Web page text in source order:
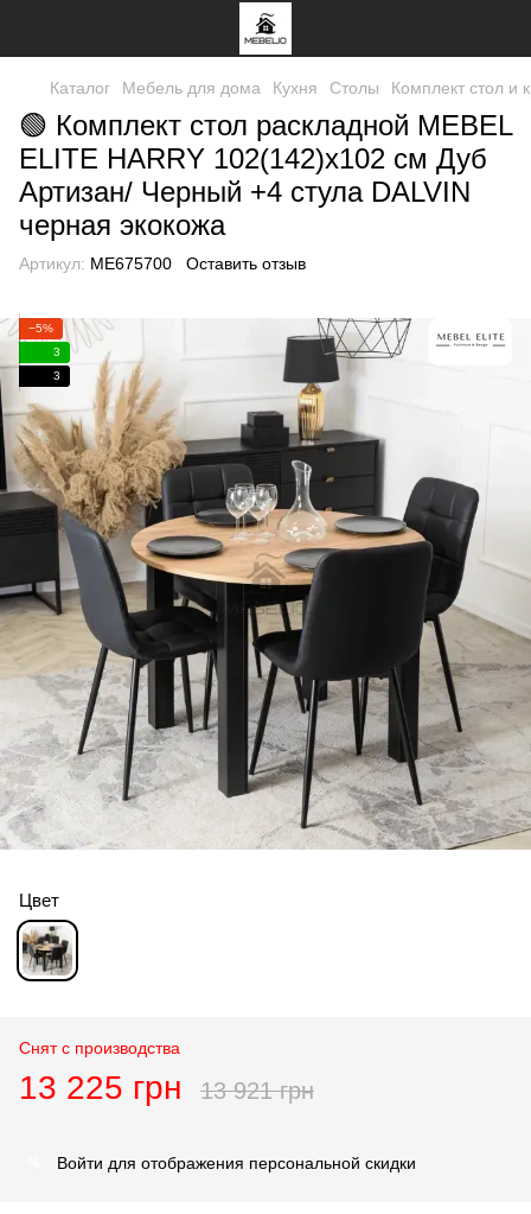
Каталог Мебель для дома Кухня Столы Комплект стол и
🟢 Комплект стол раскладной MEBEL
ELITE HARRY 102(142)х102 см Дуб
Артизан/ Черный +4 стула DALVIN
черная экокожа
Артикул: ME675700 Оставить отзыв
−5%
3
3
Цвет
Снят с производства
13 225 грн 13 921 грн
Войти для отображения персональной скидки